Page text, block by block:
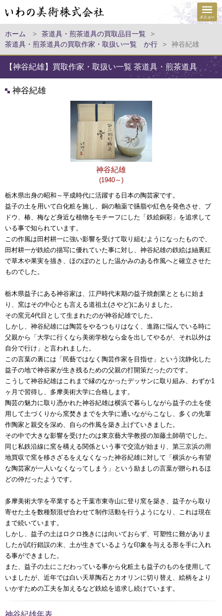
ホーム > 茶道具・煎茶道具の買取品目一覧
>
茶道具・煎茶道具の買取作家・取扱い一覧 か行
> 神谷紀雄
【神谷紀雄】買取作家・取扱い一覧 茶道具・煎茶道具
神谷紀雄
神谷紀雄
(1940～)
栃木県出身の昭和～平成時代に活躍する日本の陶芸家です。
益子の土を用いて白化粧を施し、銅の釉薬で臙脂や紅色を発色させ、ブ
ドウ、椿、梅など身近な植物をモチーフにした「鉄絵銅彩」を追求して
いる事で知られています。
この作風は田村耕一に強い影響を受けて取り組むようになったもので、
田村耕一が鉄絵の描写に優れていた事に対し、神谷紀雄の鉄絵は紬裏紅
で草木や果実を描き、ほのぼのとした温かみのある作風へと確立させた
ものでした。
栃木県益子にある神谷家は、江戸時代末期の益子焼創業とともに始ま
り、窯はその中心とも言える道祖土(さやど)にありました。
その窯元4代目として生まれたのが神谷紀雄でした。
しかし、神谷紀雄には陶芸をやるつもりはなく、進路に悩んでいる時に
父親から「大学に行くなら美術学校なら金を出してやるが、それ以外は
自分で行け」と言われました。
この言葉の裏には「民藝ではなく陶芸作家を目指せ」という沈静化した
益子の地で神谷家が生き残るための父親の打開策だったのです。
こうして神谷紀雄はこれまで縁のなかったデッサンに取り組み、わずか1
ヶ月で習得し、多摩美術大学に合格します。
陶芸の魅力に取り憑かれた神谷紀雄は横浜で暮らしながら益子の土を使
用して土づくりから窯焚きまでを大学に通いながらこなし、多くの先輩
作陶家と親交を深め、自らの作風を築き上げていきました。
その中で大きな影響を受けたのは東京藝大学教授の加藤土師萌でした。
同じ私鉄沿線に窯を構える関係という事で交流が始まり、第三京浜の用
地買収で窯を移さざるをえなくなった神谷紀雄に対して「横浜から有望
な陶芸家が一人いなくなってしまう」という励ましの言葉が贈られるほ
どの仲だったようです。
多摩美術大学を卒業すると千葉市東寺山に登り窯を築き、益子から取り
寄せた土を数種類混ぜ合わせて制作活動を行うようになり、これは現在
まで続いています。
しかし、益子の土はロクロ挽きには向いておらず、可塑性に難がありま
したが試行錯誤の末、土が生きているような印象を与える形を手に入れ
る事ができました。
また、益子の土にこだわっている事から化粧土も益子のものを使用して
いましたが、近年では白い天草陶石とカオリンに切り替え、絵柄をより
いかすための工夫を加えるなど鉄絵を追求し続けています。